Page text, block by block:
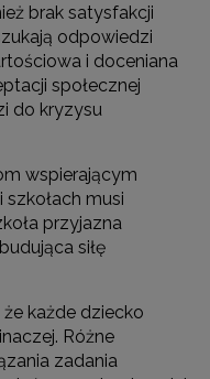
brak satysfakcji
odpowiedzi
i doceniana
społecznej
do kryzysu
wspierającym
musi
przyjazna
siłę
każde dziecko
Różne
zadania